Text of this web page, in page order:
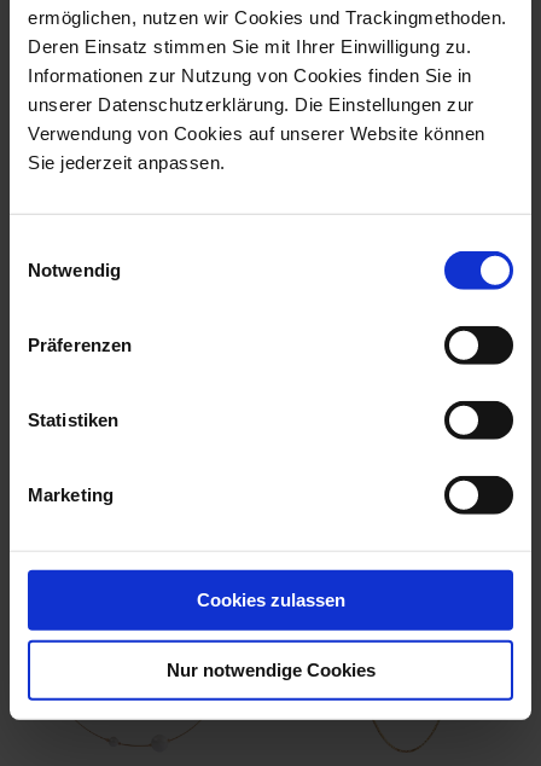
ermöglichen, nutzen wir Cookies und Trackingmethoden.
Deren Einsatz stimmen Sie mit Ihrer Einwilligung zu.
Informationen zur Nutzung von Cookies finden Sie in
unserer Datenschutzerklärung. Die Einstellungen zur
Verwendung von Cookies auf unserer Website können
Sie jederzeit anpassen.
Notwendig
Präferenzen
Statistiken
Marketing
Cookies zulassen
Nur notwendige Cookies
collection pure white